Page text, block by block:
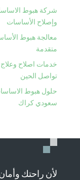
وإصلاح الأساسات
متقدمة
تواصل الحين
سعودي كراك
لأن راحتك